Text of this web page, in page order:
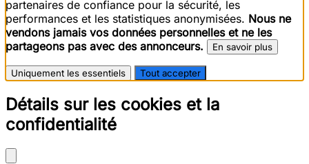
partenaires de confiance pour la sécurité, les
performances et les statistiques anonymisées. Nous ne
vendons jamais vos données personnelles et ne les
partageons pas avec des annonceurs.
En savoir plus
Uniquement les essentiels Tout accepter
Détails sur les cookies et la
confidentialité